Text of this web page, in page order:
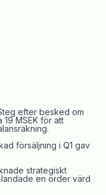
efter besked om
MSEK för att
försäljning i Q1 gav
strategiskt
en order värd